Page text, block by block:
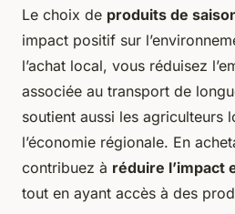
Le choix de produits de
impact positif sur
l’achat local, vous réduisez
associée au transport de
soutient aussi les agriculteurs
l’économie régionale. En
contribuez à réduire l’impact
tout en ayant accès à des